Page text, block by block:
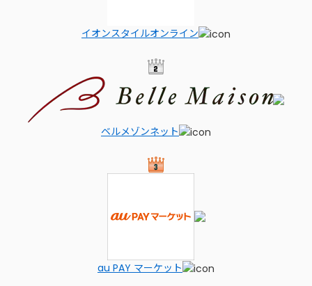
イオンスタイルオンライン
ベルメゾンネット
au PAY マーケット